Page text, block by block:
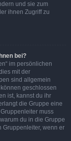
und sie zum
ihnen Zugriff zu
bei?
im persönlichen
mit der
sind allgemein
geschlossen
ist, kannst du ihr
die Gruppe eine
muss
du in die Gruppe
Gruppenleiter, wenn er